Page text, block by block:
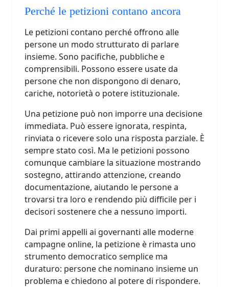
Perché le petizioni contano ancora
Le petizioni contano perché offrono alle
persone un modo strutturato di parlare
insieme. Sono pacifiche, pubbliche e
comprensibili. Possono essere usate da
persone che non dispongono di denaro,
cariche, notorietà o potere istituzionale.
Una petizione può non imporre una decisione
immediata. Può essere ignorata, respinta,
rinviata o ricevere solo una risposta parziale. È
sempre stato così. Ma le petizioni possono
comunque cambiare la situazione mostrando
sostegno, attirando attenzione, creando
documentazione, aiutando le persone a
trovarsi tra loro e rendendo più difficile per i
decisori sostenere che a nessuno importi.
Dai primi appelli ai governanti alle moderne
campagne online, la petizione è rimasta uno
strumento democratico semplice ma
duraturo: persone che nominano insieme un
problema e chiedono al potere di rispondere.